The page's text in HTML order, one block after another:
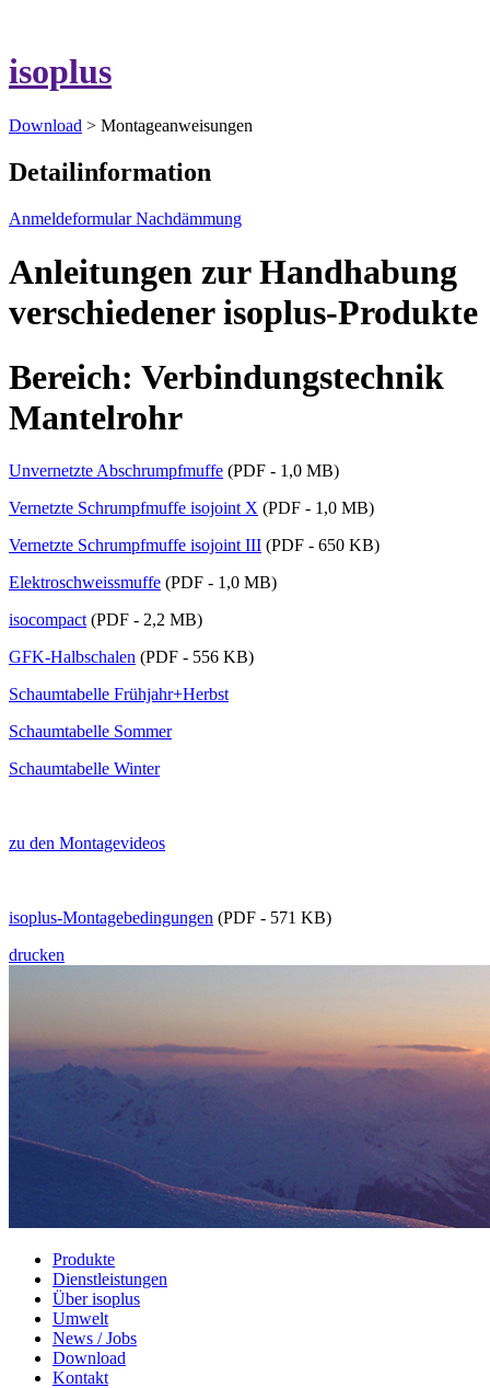
isoplus
Download > Montageanweisungen
Detailinformation
Anmeldeformular Nachdämmung
Anleitungen zur Handhabung
verschiedener isoplus-Produkte
Bereich: Verbindungstechnik
Mantelrohr
Unvernetzte Abschrumpfmuffe (PDF - 1,0 MB)
Vernetzte Schrumpfmuffe isojoint X (PDF - 1,0 MB)
Vernetzte Schrumpfmuffe isojoint III (PDF - 650 KB)
Elektroschweissmuffe (PDF - 1,0 MB)
isocompact (PDF - 2,2 MB)
GFK-Halbschalen (PDF - 556 KB)
Schaumtabelle Frühjahr+Herbst
Schaumtabelle Sommer
Schaumtabelle Winter
zu den Montagevideos
isoplus-Montagebedingungen (PDF - 571 KB)
drucken
Produkte
Dienstleistungen
Über isoplus
Umwelt
News / Jobs
Download
Kontakt